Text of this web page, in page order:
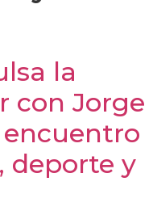
la
con Jorge
deporte y